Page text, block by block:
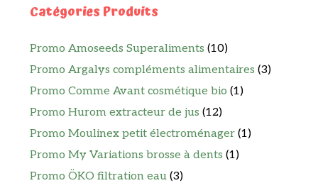
Catégories Produits
Promo Amoseeds Superaliments (10)
Promo Argalys compléments alimentaires (3)
Promo Comme Avant cosmétique bio (1)
Promo Hurom extracteur de jus (12)
Promo Moulinex petit électroménager (1)
Promo My Variations brosse à dents (1)
Promo ÖKO filtration eau (3)